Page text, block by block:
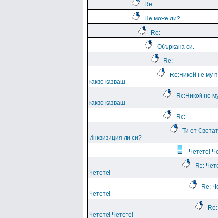
Re:
Не може ли?
Re:
Объркана си.
Re:
Re:Никой не му
какво казваш
Re:Никой не
какво казваш
Re:
Ти от
Инквизиция ли си?
Четете!
Re:
Четете!
Re:
Четете!
Re:
Четете! Четете!